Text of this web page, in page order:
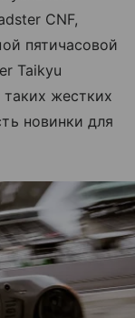
CNF,
пятичасовой
Taikyu
жестких
новинки для